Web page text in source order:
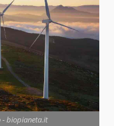
- biopianeta.it